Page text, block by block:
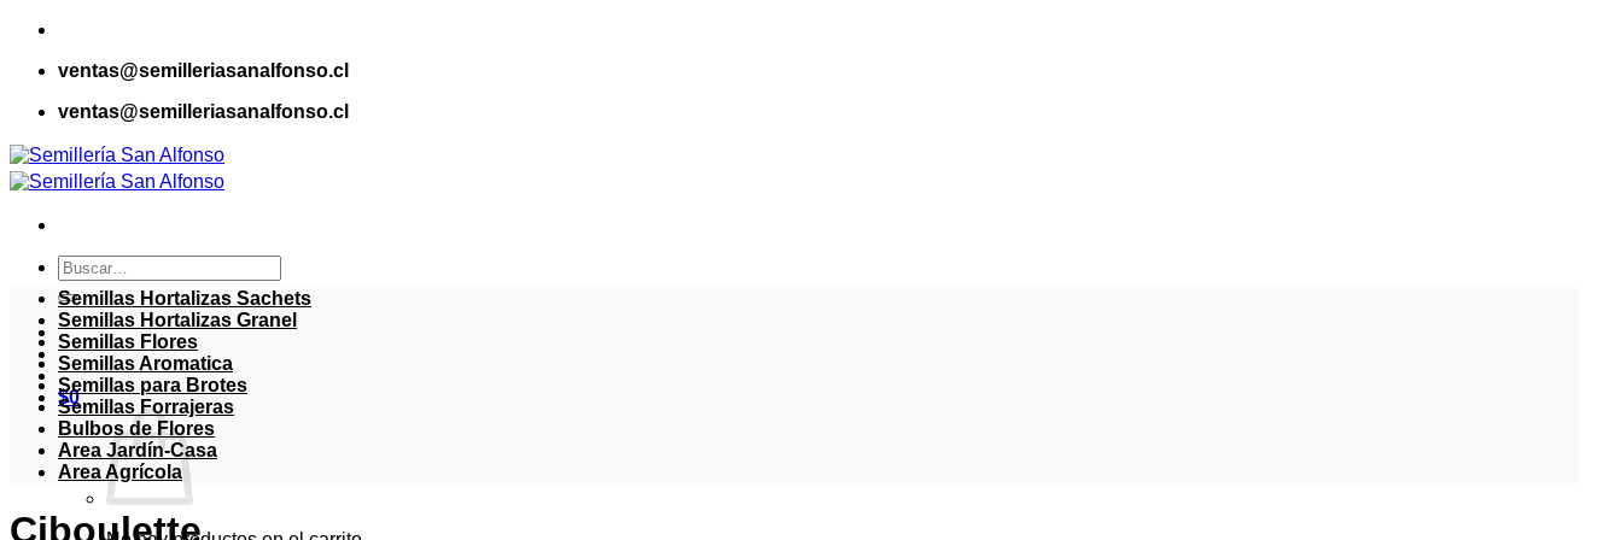
Saltar
contenidoventas@semilleriasanalfonso.cl
ventas@semilleriasanalfonso.cl
Buscar
por:
$0
Semillas Hortalizas Sachets
Semillas Hortalizas Granel
Semillas Flores
Semillas Aromatica
Semillas para Brotes
Semillas Forrajeras
Bulbos de Flores
Area Jardín-Casa
Area Agrícola
Ciboulette